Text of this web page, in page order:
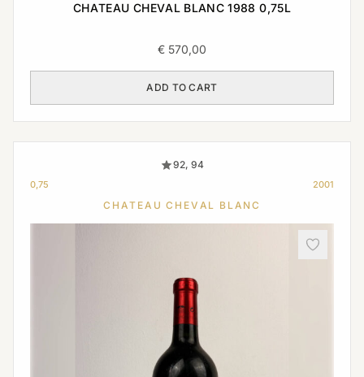
CHATEAU CHEVAL BLANC 1988 0,75L
€ 570,00
ADD TO CART
92, 94
0,75 2001
CHATEAU CHEVAL BLANC